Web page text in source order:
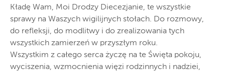
Kładę Wam, Moi Drodzy Diecezjanie, te wszystkie
sprawy na Waszych wigilijnych stołach. Do rozmowy,
do refleksji, do modlitwy i do zrealizowania tych
wszystkich zamierzeń w przyszłym roku.
Wszystkim z całego serca życzę na te Święta pokoju,
wyciszenia, wzmocnienia więzi rodzinnych i nadziei,